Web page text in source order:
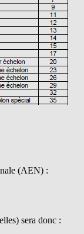
(AEN) :
sera donc :